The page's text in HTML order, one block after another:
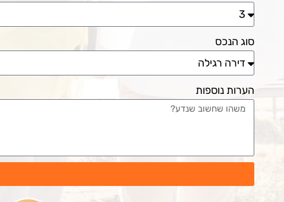
סוג הנכס
הערות נוספות